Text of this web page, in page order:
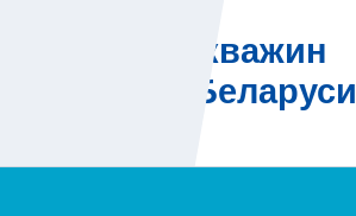
Бурение скважин
на воду в Беларуси